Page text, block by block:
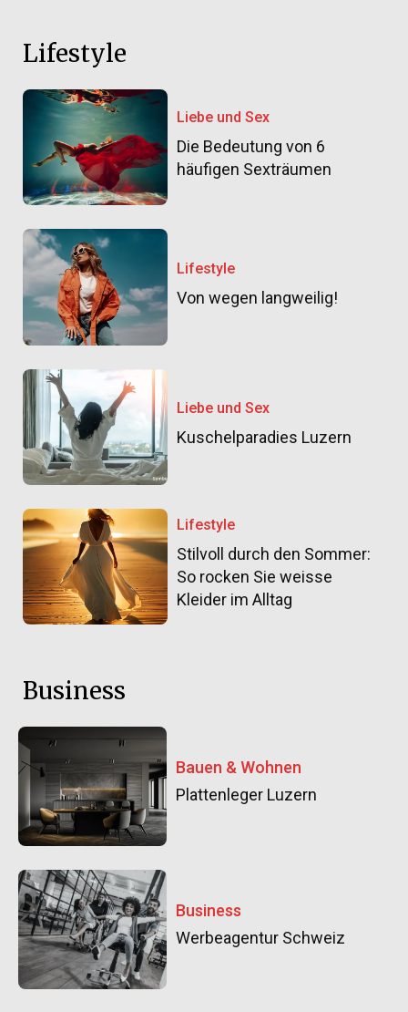
Lifestyle
Liebe und Sex
Die Bedeutung von 6
häufigen Sexträumen
Lifestyle
Von wegen langweilig!
Liebe und Sex
Kuschelparadies Luzern
Lifestyle
Stilvoll durch den Sommer:
So rocken Sie weisse
Kleider im Alltag
Business
Bauen & Wohnen
Plattenleger Luzern
Business
Werbeagentur Schweiz